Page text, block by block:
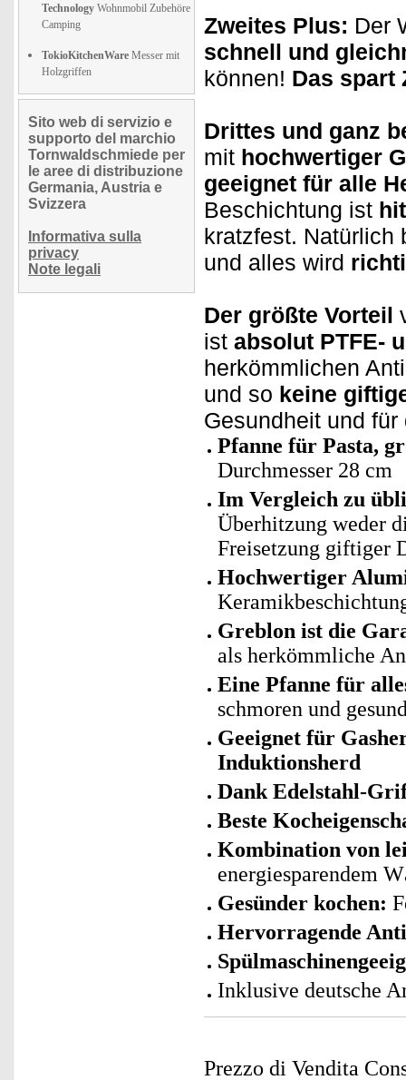
Technology Wohnmobil Zubehöre
Camping
TokioKitchenWare Messer mit
Holzgriffen
Sito web di servizio e
supporto del marchio
Tornwaldschmiede per
le aree di distribuzione
Germania, Austria e
Svizzera
Informativa sulla
privacy
Note legali
Zweites Plus: Der
schnell und
können! Das spart
Drittes und ganz
mit hochwertiger
geeignet für alle
Beschichtung ist
kratzfest. Natürlich
und alles wird
Der größte Vorteil
ist absolut PTFE-
herkömmlichen
und so keine
Gesundheit und für
Pfanne für Pasta,
Durchmesser 28 cm
Im Vergleich zu
Überhitzung weder
Freisetzung giftiger
Hochwertiger
Greblon ist die
als herkömmliche
Eine Pfanne für
schmoren und
Geeignet für
Induktionsherd
Dank Edelstahl-
Beste
Kombination von
energiesparendem
Gesünder kochen:
Hervorragende
Inklusive deutsche
Prezzo di Vendita